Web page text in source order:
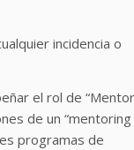
incidencia o
el rol de “Mentor
de un “mentoring
programas de